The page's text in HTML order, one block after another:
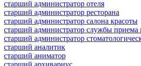
старший администратор отеля
старший администратор ресторана
старший администратор салона красоты
старший администратор службы приема
старший администратор
старший аналитик
старший аниматор
старший архивариус